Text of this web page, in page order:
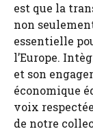
est que la
non
essentielle
l’Europe.
et son
économique
voix
de notre